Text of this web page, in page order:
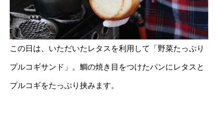
この日は、いただいたレタスを利用して「野菜たっぷり
プルコギサンド」。鯛の焼き目をつけたパンにレタスと
プルコギをたっぷり挟みます。